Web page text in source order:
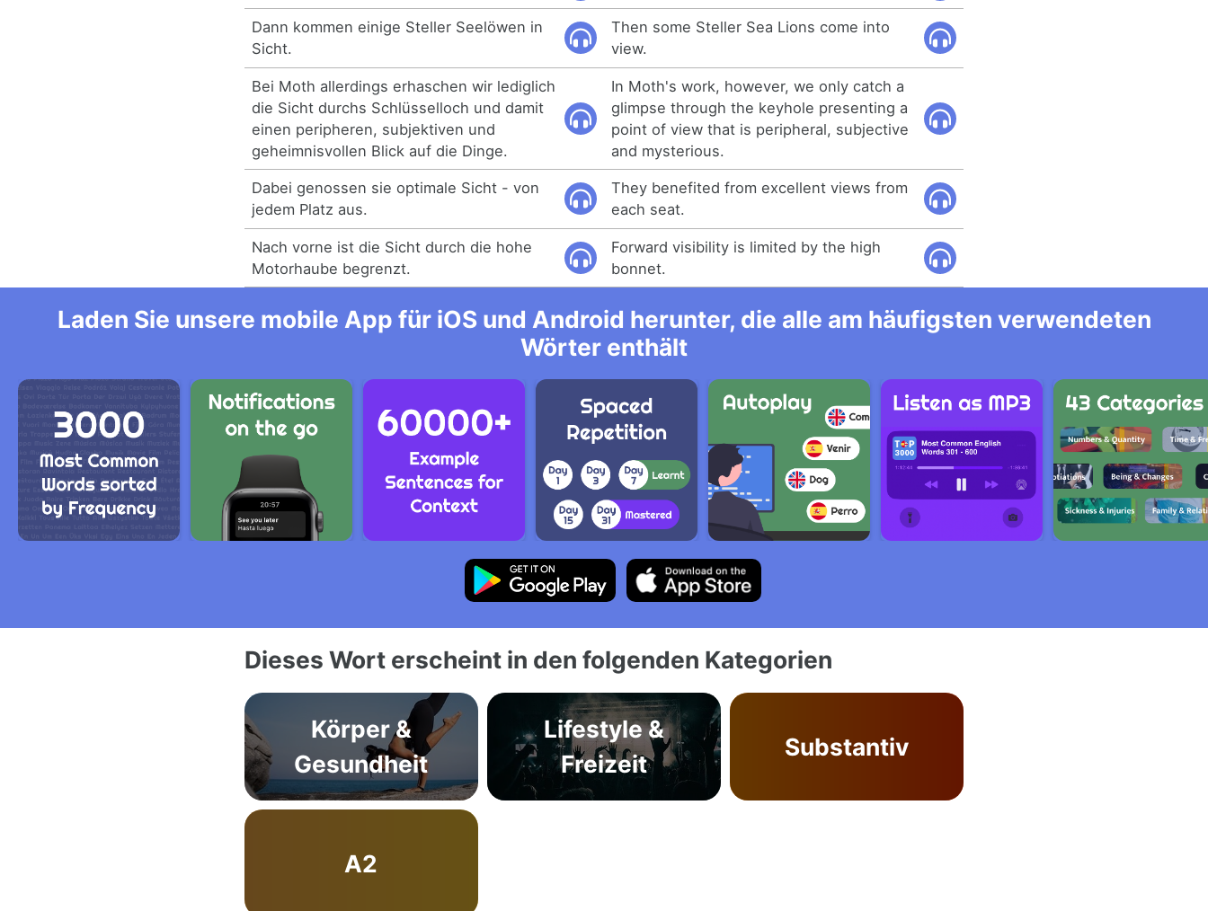
Dann kommen einige Steller Seelöwen in
Sicht.
Then some Steller Sea Lions come into
view.
Bei Moth allerdings erhaschen wir lediglich
die Sicht durchs Schlüsselloch und damit
einen peripheren, subjektiven und
geheimnisvollen Blick auf die Dinge.
In Moth's work, however, we only catch a
glimpse through the keyhole presenting a
point of view that is peripheral, subjective
and mysterious.
Dabei genossen sie optimale Sicht - von
jedem Platz aus.
They benefited from excellent views from
each seat.
Nach vorne ist die Sicht durch die hohe
Motorhaube begrenzt.
Forward visibility is limited by the high
bonnet.
Laden Sie unsere mobile App für iOS und Android herunter, die alle am häufigsten verwendeten
Wörter enthält
Dieses Wort erscheint in den folgenden Kategorien
Körper &
Gesundheit
Lifestyle &
Freizeit
Substantiv
A2